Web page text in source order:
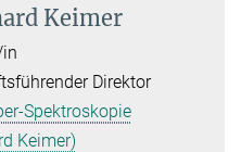
Keimer
Direktor
Spektroskopie
Keimer)